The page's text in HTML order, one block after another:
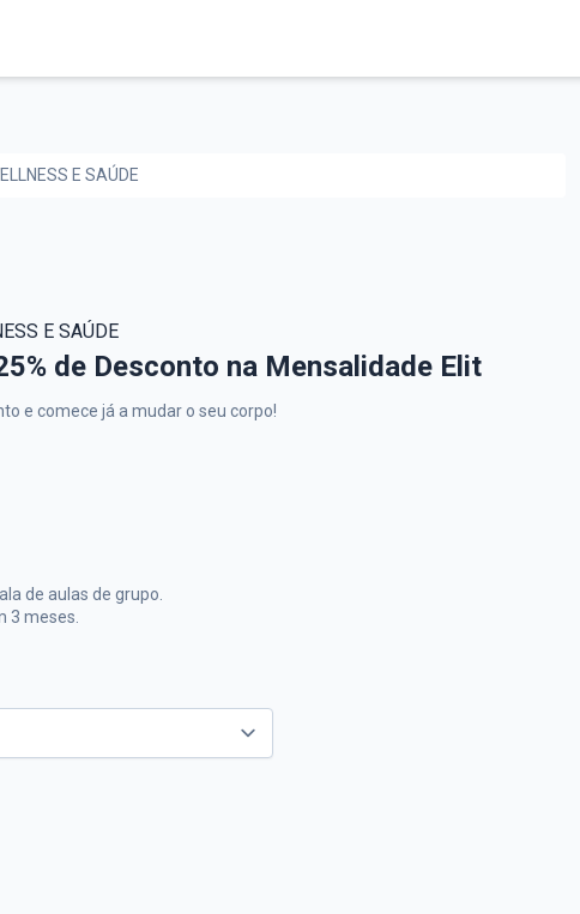
E SAÚDE
E SAÚDE
E SAÚDE,
de Desconto na Mensalidade Elit
e comece já a mudar o seu corpo!
de aulas de grupo.
3 meses.